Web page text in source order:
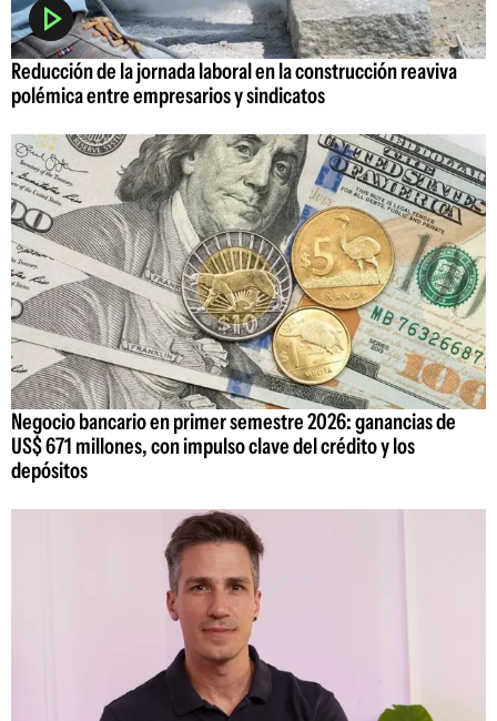
Reducción de la jornada laboral en la construcción reaviva
polémica entre empresarios y sindicatos
Negocio bancario en primer semestre 2026: ganancias de
US$ 671 millones, con impulso clave del crédito y los
depósitos